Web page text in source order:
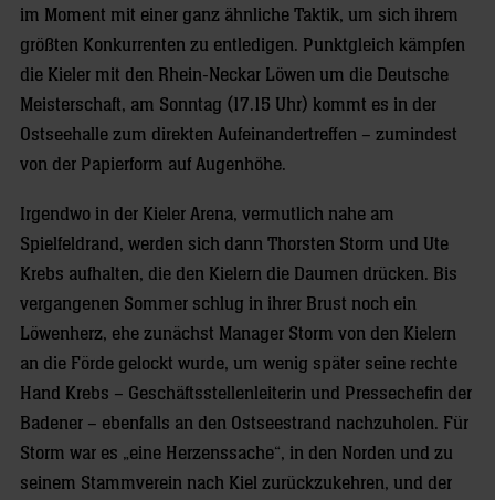
im Moment mit einer ganz ähnliche Taktik, um sich ihrem
größten Konkurrenten zu entledigen. Punktgleich kämpfen
die Kieler mit den Rhein-Neckar Löwen um die Deutsche
Meisterschaft, am Sonntag (17.15 Uhr) kommt es in der
Ostseehalle zum direkten Aufeinandertreffen – zumindest
von der Papierform auf Augenhöhe.
Irgendwo in der Kieler Arena, vermutlich nahe am
Spielfeldrand, werden sich dann Thorsten Storm und Ute
Krebs aufhalten, die den Kielern die Daumen drücken. Bis
vergangenen Sommer schlug in ihrer Brust noch ein
Löwenherz, ehe zunächst Manager Storm von den Kielern
an die Förde gelockt wurde, um wenig später seine rechte
Hand Krebs – Geschäftsstellenleiterin und Pressechefin der
Badener – ebenfalls an den Ostseestrand nachzuholen. Für
Storm war es „eine Herzenssache“, in den Norden und zu
seinem Stammverein nach Kiel zurückzukehren, und der